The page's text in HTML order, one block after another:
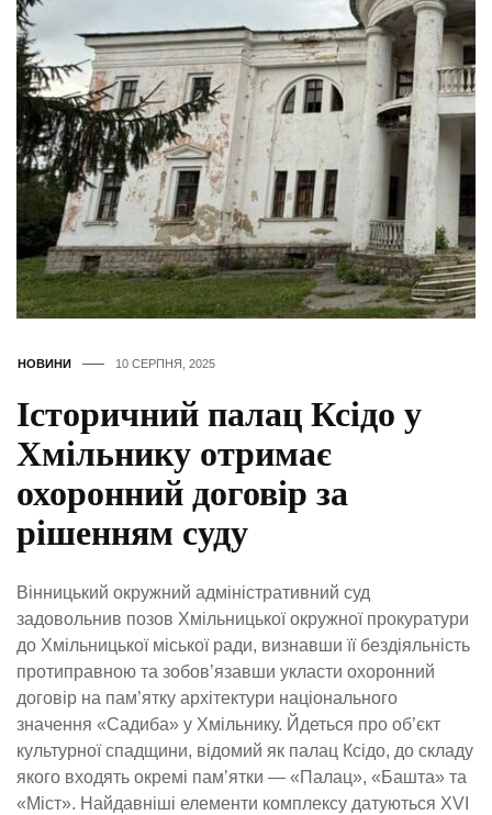
НОВИНИ 10 СЕРПНЯ, 2025
Історичний палац Ксідо у
Хмільнику отримає
охоронний договір за
рішенням суду
Вінницький окружний адміністративний суд
задовольнив позов Хмільницької окружної прокуратури
до Хмільницької міської ради, визнавши її бездіяльність
протиправною та зобов’язавши укласти охоронний
договір на пам’ятку архітектури національного
значення «Садиба» у Хмільнику. Йдеться про об’єкт
культурної спадщини, відомий як палац Ксідо, до складу
якого входять окремі пам’ятки — «Палац», «Башта» та
«Міст». Найдавніші елементи комплексу датуються XVI